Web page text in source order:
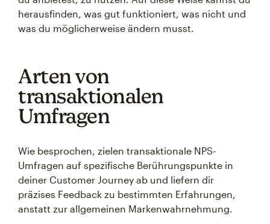
herausfinden, was gut funktioniert, was nicht und
was du möglicherweise ändern musst.
Arten von
transaktionalen
Umfragen
Wie besprochen, zielen transaktionale NPS-
Umfragen auf spezifische Berührungspunkte in
deiner Customer Journey ab und liefern dir
präzises Feedback zu bestimmten Erfahrungen,
anstatt zur allgemeinen Markenwahrnehmung.